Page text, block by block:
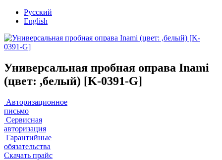
Русский
English
Универсальная пробная оправа Inami
(цвет: ,белый) [K-0391-G]
Авторизационное
письмо
Сервисная
авторизация
Гарантийные
обязательства
Скачать прайс